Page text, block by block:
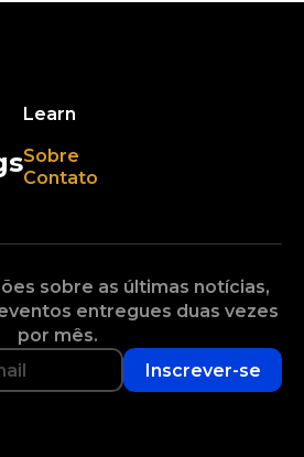
Learn
Sobre
Contato
sobre as últimas notícias,
entregues duas vezes
por mês.
Inscrever-se